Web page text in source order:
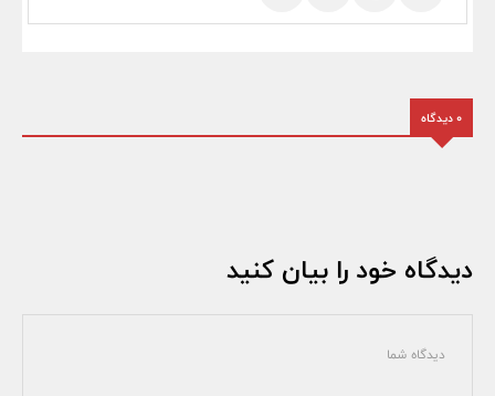
0 دیدگاه
دیدگاه خود را بیان کنید